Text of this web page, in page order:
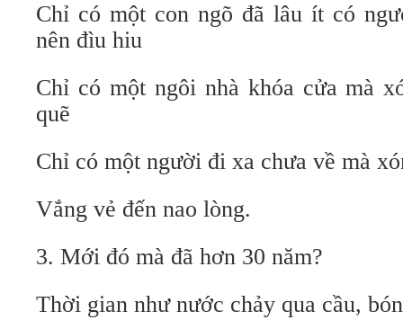
Chỉ có một con ngõ đã lâu ít có
nên đìu hiu
Chỉ có một ngôi nhà khóa cửa mà
quẽ
Chỉ có một người đi xa chưa về mà
Vắng vẻ đến nao lòng.
3. Mới đó mà đã hơn 30 năm?
Thời gian như nước chảy qua cầu,